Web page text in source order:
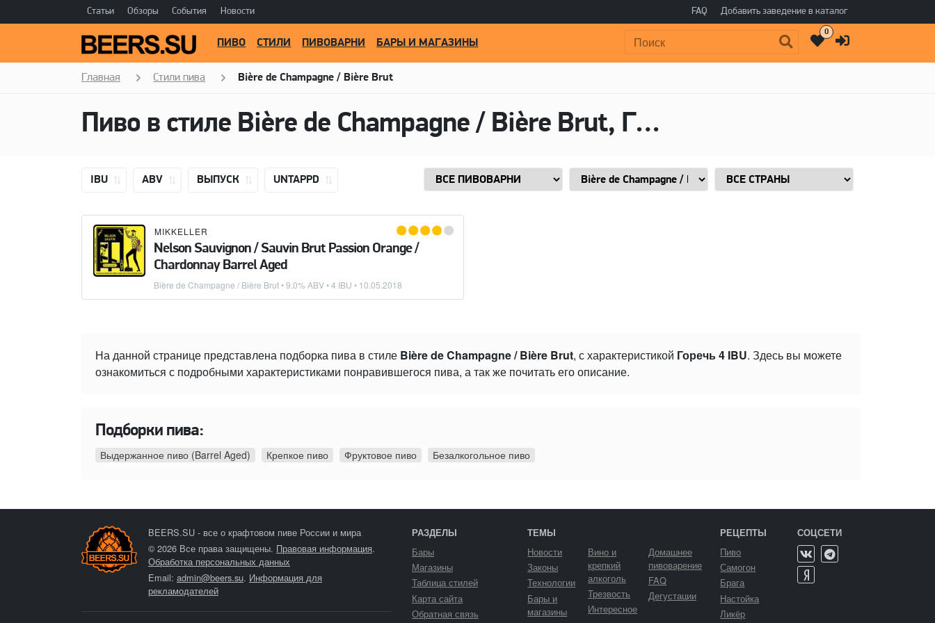
Статьи Обзоры События Новости FAQ Добавить заведение в каталог
Поиск:
ПИВО СТИЛИ ПИВОВАРНИ БАРЫ И МАГАЗИНЫ
0
Главная Стили пива Bière de Champagne / Bière Brut
Пиво в стиле Bière de Champagne / Bière Brut, Горечь: 4 IBU
IBU ABV ВЫПУСК UNTAPPD
MIKKELLER
Nelson Sauvignon / Sauvin Brut Passion Orange /
Chardonnay Barrel Aged
Bière de Champagne / Bière Brut• 9.0% ABV • 4 IBU • 10.05.2018
На данной странице представлена подборка пива в стиле Bière de Champagne / Bière Brut, с характеристикой Горечь 4 IBU. Здесь вы можете
ознакомиться с подробными характеристиками понравившегося пива, а так же почитать его описание.
Подборки пива:
Выдержанное пиво (Barrel Aged) Крепкое пиво Фруктовое пиво Безалкогольное пиво
BEERS.SU - все о крафтовом пиве России и мира
© 2026 Все права защищены. Правовая информация.
Обработка персональных данных
Email: admin@beers.su. Информация для
рекламодателей
РАЗДЕЛЫ
Бары
Магазины
Таблица стилей
Карта сайта
Обратная связь
ТЕМЫ
Новости
Законы
Технологии
Бары и
магазины
Вино и
крепкий
алкоголь
Трезвость
Интересное
Домашнее
пивоварение
FAQ
Дегустации
РЕЦЕПТЫ
Пиво
Самогон
Брага
Настойка
Ликёр
СОЦСЕТИ